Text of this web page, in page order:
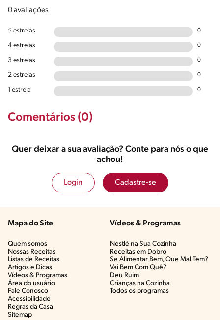
0 avaliações
5 estrelas 0
4 estrelas 0
3 estrelas 0
2 estrelas 0
1 estrela 0
Comentários (0)
Quer deixar a sua avaliação? Conte para nós o que
achou!
Login Cadastre-se
Mapa do Site
Quem somos
Nossas Receitas
Listas de Receitas​
Artigos e Dicas​
Vídeos & Programas​
Área do usuário
Fale Conosco
Acessibilidade
Regras da Casa
Sitemap
Vídeos & Programas​
Nestlé na Sua Cozinha
Receitas em Dobro
Se Alimentar Bem, Que Mal Tem?​
Vai Bem Com Quê?​
Deu Ruim​
Crianças na Cozinha​
Todos os programas